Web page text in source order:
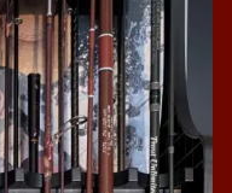
金 土
日
1
2
7 8
9